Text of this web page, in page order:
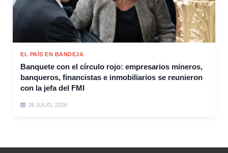
EL PAÍS EN BANDEJA
Banquete con el círculo rojo: empresarios mineros,
banqueros, financistas e inmobiliarios se reunieron
con la jefa del FMI
28 JULIO, 2026